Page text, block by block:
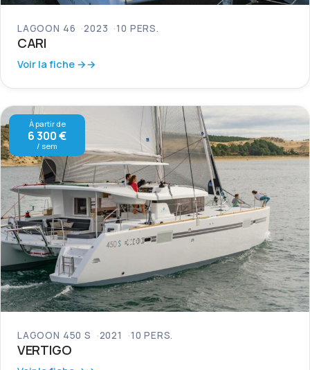
LAGOON 46 2023 10 PERS.
CARI
Voir la fiche →
À partir de
6 300 €
/ sem
LAGOON 450 S 2021 10 PERS.
VERTIGO